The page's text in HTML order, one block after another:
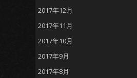
2017年12月
2017年11月
2017年10月
2017年9月
2017年8月